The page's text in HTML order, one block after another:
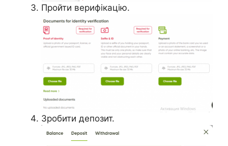
Пройти верифікацію.
Зробити депозит.